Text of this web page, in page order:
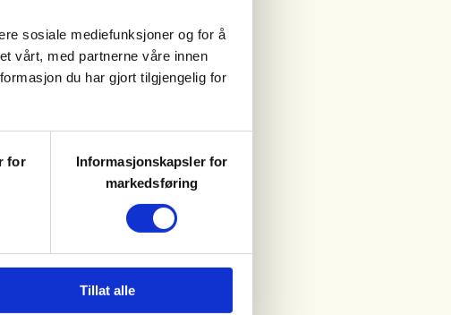
sosiale mediefunksjoner og for å
vårt, med partnerne våre innen
du har gjort tilgjengelig for
for
Informasjonskapsler for
markedsføring
Tillat alle